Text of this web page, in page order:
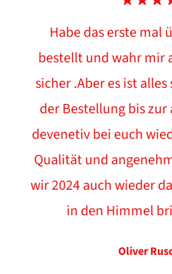
Habe das erste mal
bestellt und wahr mir
sicher .Aber es ist
der Bestellung bis
devenetiv bei euch
Qualität und
wir 2024 auch wieder
in den Himmel
Oliver